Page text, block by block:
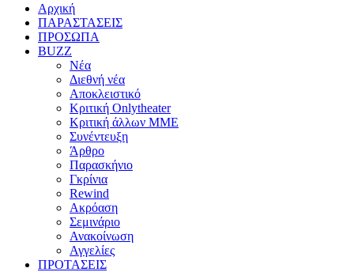
Αρχική
ΠΑΡΑΣΤΑΣΕΙΣ
ΠΡΟΣΩΠΑ
BUZZ
Νέα
Διεθνή νέα
Αποκλειστικό
Κριτική Onlytheater
Κριτική άλλων ΜΜΕ
Συνέντευξη
Άρθρο
Παρασκήνιο
Γκρίνια
Rewind
Ακρόαση
Σεμινάριο
Ανακοίνωση
Αγγελίες
ΠΡΟΤΑΣΕΙΣ